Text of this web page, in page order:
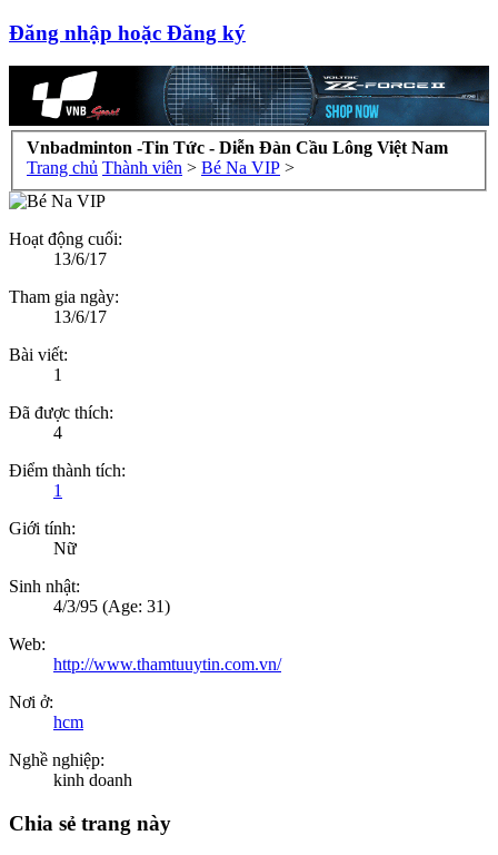
Đăng nhập hoặc Đăng ký
Vnbadminton -Tin Tức - Diễn Đàn Cầu Lông Việt Nam
Trang chủ Thành viên > Bé Na VIP >
Hoạt động cuối:
13/6/17
Tham gia ngày:
13/6/17
Bài viết:
1
Đã được thích:
4
Điểm thành tích:
1
Giới tính:
Nữ
Sinh nhật:
4/3/95 (Age: 31)
Web:
http://www.thamtuuytin.com.vn/
Nơi ở:
hcm
Nghề nghiệp:
kinh doanh
Chia sẻ trang này